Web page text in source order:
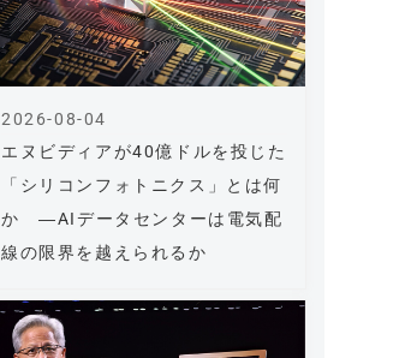
エヌビディアが40億ドルを投じた
「シリコンフォトニクス」とは何
か ―AIデータセンターは電気配
線の限界を越えられるか
2026-08-04